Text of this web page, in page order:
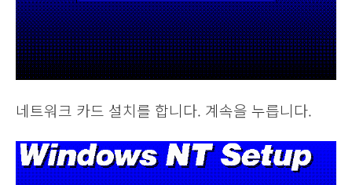
네트워크 카드 설치를 합니다. 계속을 누릅니다.